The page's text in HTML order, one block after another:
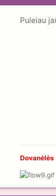
Puleiau
Dovanėlės